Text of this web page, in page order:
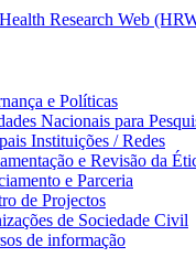
Health Research Web
e Políticas
Nacionais para
Instituições / Redes
e Revisão da
e Parceria
de Projectos
de Sociedade Civil
de informação